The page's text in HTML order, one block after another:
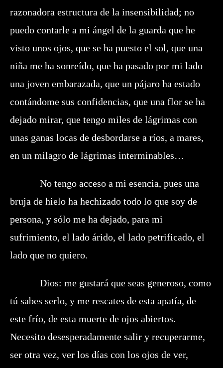
razonadora estructura de la insensibilidad; no
puedo contarle a mi ángel de la guarda que he
visto unos ojos, que se ha puesto el sol, que una
niña me ha sonreído, que ha pasado por mi lado
una joven embarazada, que un pájaro ha estado
contándome sus confidencias, que una flor se ha
dejado mirar, que tengo miles de lágrimas con
unas ganas locas de desbordarse a ríos, a mares,
en un milagro de lágrimas interminables…
No tengo acceso a mi esencia, pues una
bruja de hielo ha hechizado todo lo que soy de
persona, y sólo me ha dejado, para mi
sufrimiento, el lado árido, el lado petrificado, el
lado que no quiero.
Dios: me gustará que seas generoso, como
tú sabes serlo, y me rescates de esta apatía, de
este frío, de esta muerte de ojos abiertos.
Necesito desesperadamente salir y recuperarme,
ser otra vez, ver los días con los ojos de ver,